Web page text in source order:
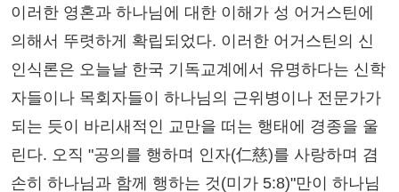
이러한 영혼과 하나님에 대한 이해가 성 어거스틴에
의해서 뚜렷하게 확립되었다. 이러한 어거스틴의 신
인식론은 오늘날 한국 기독교계에서 유명하다는 신학
자들이나 목회자들이 하나님의 근위병이나 전문가가
되는 듯이 바리새적인 교만을 떠는 행태에 경종을 울
린다. 오직 "공의를 행하며 인자(仁慈)를 사랑하며 겸
손히 하나님과 함께 행하는 것(미가 5:8)"만이 하나님